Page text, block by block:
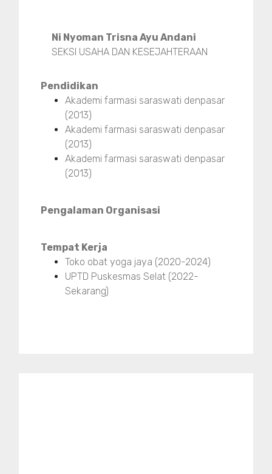
Ni Nyoman Trisna Ayu Andani
SEKSI USAHA DAN KESEJAHTERAAN
Pendidikan
Akademi farmasi saraswati denpasar
(2013)
Akademi farmasi saraswati denpasar
(2013)
Akademi farmasi saraswati denpasar
(2013)
Pengalaman Organisasi
Tempat Kerja
Toko obat yoga jaya (2020-2024)
UPTD Puskesmas Selat (2022-
Sekarang)